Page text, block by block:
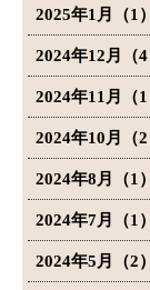
2025年1月（1）
2024年12月（4
2024年11月（1
2024年10月（2
2024年8月（1）
2024年7月（1）
2024年5月（2）